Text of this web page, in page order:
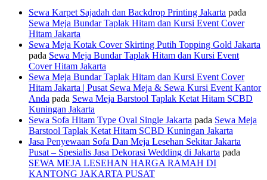
Sewa Karpet Sajadah dan Backdrop Printing Jakarta pada
Sewa Meja Bundar Taplak Hitam dan Kursi Event Cover
Hitam Jakarta
Sewa Meja Kotak Cover Skirting Putih Topping Gold Jakarta
pada Sewa Meja Bundar Taplak Hitam dan Kursi Event
Cover Hitam Jakarta
Sewa Meja Bundar Taplak Hitam dan Kursi Event Cover
Hitam Jakarta | Pusat Sewa Meja & Sewa Kursi Event Kantor
Anda pada Sewa Meja Barstool Taplak Ketat Hitam SCBD
Kuningan Jakarta
Sewa Sofa Hitam Type Oval Single Jakarta pada Sewa Meja
Barstool Taplak Ketat Hitam SCBD Kuningan Jakarta
Jasa Penyewaan Sofa Dan Meja Lesehan Sekitar Jakarta
Pusat – Spesialis Jasa Dekorasi Wedding di Jakarta pada
SEWA MEJA LESEHAN HARGA RAMAH DI
KANTONG JAKARTA PUSAT